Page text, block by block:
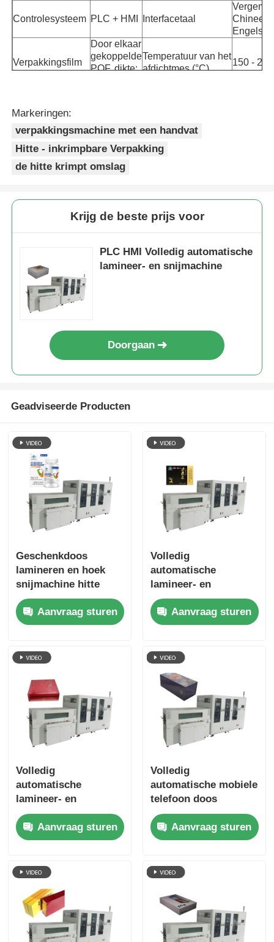
Verpakkingsmachine voor visueel tellen
Verpakkingsmachine voor weegmachines met
Andere automaat
Verpakkingsmateriaal
Gespesialiseerde productielijn
Controlesysteem PLC + HMI Interfacetaal
Chinees /
Engels
Verpakkingsfilm
Door elkaar
gekoppelde
POF, dikte:
Temperatuur van het
afdichtmes (°C)
150 -
Markeringen:
verpakkingsmachine met een handvat
Hitte - inkrimpbare Verpakking
de hitte krimpt omslag
Krijg de beste prijs voor
PLC HMI Volledig automatische
lamineer- en snijmachine
Doorgaan
Geadviseerde Producten
Geschenkdoos
lamineren en hoek
snijmachine hitte
afdichting lijn is
netjes en mooi
Aanvraag sturen
Volledig
automatische
lamineer- en
snijmachine verzegelt
de film stevig met de
productverpakking
Aanvraag sturen
Volledig
automatische
lamineer- en
snijmachine voor
platte verpakkingen
met een hoog
Aanvraag sturen
Volledig
automatische mobiele
telefoon doos
snijmachine bespaart
arbeid en vermindert
kosten
Aanvraag sturen